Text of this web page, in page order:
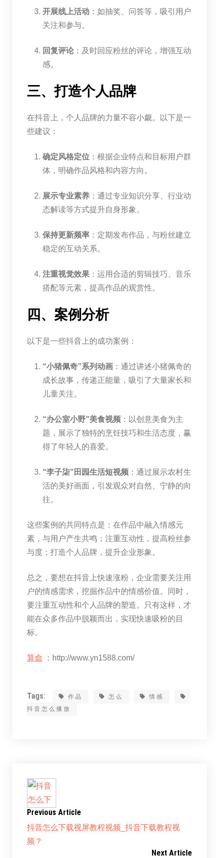
开展线上活动：如抽奖、问答等，吸引用户
关注和参与。
回复评论：及时回应粉丝的评论，增强互动
感。
三、打造个人品牌
在抖音上，个人品牌的力量不容小觑。以下是一
些建议：
确定风格定位：根据企业特点和目标用户群
体，明确作品风格和内容方向。
展示专业素养：通过专业知识分享、行业动
态解读等方式提升自身形象。
保持更新频率：定期发布作品，与粉丝建立
稳定的互动关系。
注重视觉效果：运用合适的剪辑技巧、音乐
搭配等元素，提高作品的观赏性。
四、案例分析
以下是一些抖音上的成功案例：
“小猪佩奇”系列动画：通过讲述小猪佩奇的
成长故事，传递正能量，吸引了大量家长和
儿童关注。
“办公室小野”美食视频：以创意美食为主
题，展示了独特的烹饪技巧和生活态度，赢
得了年轻人的喜爱。
“李子柒”田园生活短视频：通过展示农村生
活的美好画面，引发观众对自然、宁静的向
往。
这些案例的共同特点是：在作品中融入情感元
素，与用户产生共鸣；注重互动性，提高粉丝参
与度；打造个人品牌，提升企业形象。
总之，要想在抖音上快速涨粉，企业需要关注用
户的情感需求，挖掘作品中的情感价值。同时，
要注重互动性和个人品牌的塑造。只有这样，才
能在众多作品中脱颖而出，实现快速吸粉的目
标。
算命 ：http://www.yn1588.com/
Tags: 作品 怎么
情感
抖音怎么播放
Previous Article
抖音怎么下载视屏教程视频_抖音下载教程视
频？
Next Article